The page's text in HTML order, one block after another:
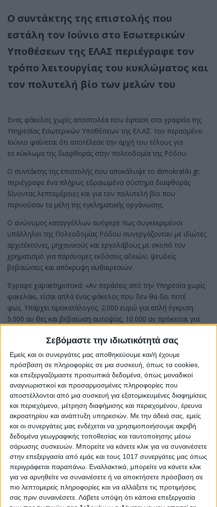
Σεβόμαστε την ιδιωτικότητά σας
Εμείς και οι συνεργάτες μας αποθηκεύουμε και/ή έχουμε
πρόσβαση σε πληροφορίες σε μια συσκευή, όπως τα cookies,
και επεξεργαζόμαστε προσωπικά δεδομένα, όπως μοναδικοί
αναγνωριστικοί και προσαρμοσμένες πληροφορίες που
αποστέλλονται από μια συσκευή για εξατομικευμένες διαφημίσεις
και περιεχόμενο, μέτρηση διαφήμισης και περιεχομένου, έρευνα
ακροατηρίου και ανάπτυξη υπηρεσιών. Με την άδειά σας, εμείς
και οι συνεργάτες μας ενδέχεται να χρησιμοποιήσουμε ακριβή
δεδομένα γεωγραφικής τοποθεσίας και ταυτοποίησης μέσω
σάρωσης συσκευών. Μπορείτε να κάνετε κλικ για να συναινέσετε
στην επεξεργασία από εμάς και τους 1017 συνεργάτες μας όπως
περιγράφεται παραπάνω. Εναλλακτικά, μπορείτε να κάνετε κλικ
για να αρνηθείτε να συναινέσετε ή να αποκτήσετε πρόσβαση σε
πιο λεπτομερείς πληροφορίες και να αλλάξετε τις προτιμήσεις
σας πριν συναινέσετε. Λάβετε υπόψη ότι κάποια επεξεργασία
Ο συντάκτης της επιστολής που
εστάλη τον Ιούνιο στο Εσωτερικών
Υποθέσεων της ΕΛΑΣ περιέγραφε τον
τρόπο λειτουργίας του κυκλώματος και
τον πολυτελή βίο των μελών του
Ένας φάκελος χωρίς αποστολέα που έφτασε στα γραφεία της
Υπηρεσίας Εσωτερικών Υποθέσεων της ΕΛ.ΑΣ. τον περασμένο
Ιούνιο φαίνεται ότι αποτέλεσε την αρχή του τέλους για
το κύκλωμα της διαφθοράς στην πολεοδομία της Ρόδου.
Ο συντάκτης της επιστολής που αποκάλυψε το dimokratiki.gr,
περιέγραφε ένα πλήρως εδραιωμένο σύστημα διαφθοράς
δίνοντας λεπτομέρειες και για τον πολυτελή βίο που
περνούσαν τα μέλη της εγκληματικής οργάνωσης.
Ο ανώνυμος καταγγέλλων ανέφερε πως συγκεκριμένοι
υπάλληλοι της Πολεοδομίας Ρόδου συνεργάζονταν με ιδιώτες
αρχιτέκτονες, μηχανικούς και εργολάβους με σκοπό τον
χρηματισμό για παράνομες εκδόσεις αδειών, ψευδείς
βεβαιώσεις και απόκρυψη αυθαιρεσιών.
Έγραφε χαρακτηριστικά: «Αν περάσεις από την Υπηρεσία χωρίς
φακελάκι, είσαι απλά ένας φάκελος που δεν θα δει ποτέ
φως. Υπάρχει τιμοκατάλογος. 2.000 ευρώ για απλή έγκριση.
5.000 αν θες και βεβαίωση αυτοψίας. 10.000 αν πρόκειται για
Παράλληλα αποκάλυπτε αριθμούς τηλεφώνων, ημερομηνίες,
τοποθεσίες συναντήσεων και συγκεκριμένα ονόματα με τα
στοιχεία να γίνονται το «κλειδί» για την ενεργοποίηση της
εισαγγελικής παρέμβασης.
Oλόκληρη η επιστολή για το κύκλωμα
διαφθοράς στην πολεοδομία της Ρόδου
«Ρόδος Μάιος 2024
ΚΑΤΑΓΓΕΛΙΑ: ΠΟΛΕΟΔΟΜΙΑ ΡΟΔΟΥ
Με αφορμή την υπόθεση της Χαλκίδας που έσκασε τώρα τον
Μάιο 2024 διαβάστε τι γίνεται στην Πολεοδομία Ρόδου,
1) (…) Προϊστάμενος της Πολεοδομίας Ρόδου (τηλ …)
2) (…) Υπάλληλος Πολεοδομίας Ρόδου (…)
3) (…) Υπάλληλος Πολεοδομίας Ρόδου